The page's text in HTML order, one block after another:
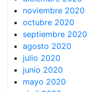
noviembre 2020
octubre 2020
septiembre 2020
agosto 2020
julio 2020
junio 2020
mayo 2020